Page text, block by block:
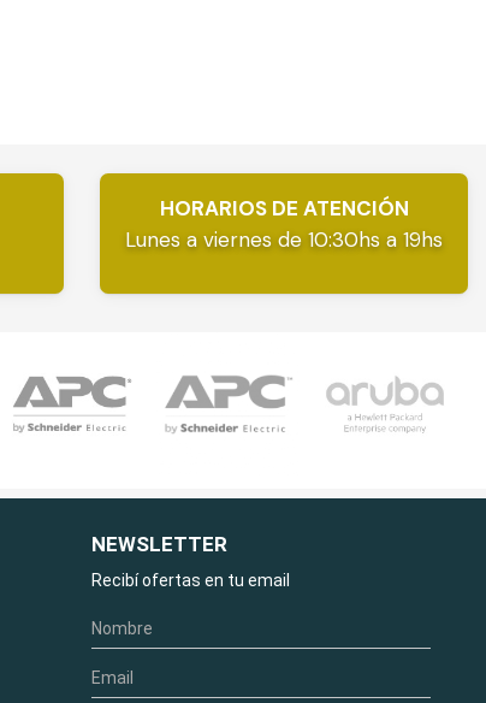
HORARIOS DE ATENCIÓN
Lunes a viernes de 10:30hs a 19hs
NEWSLETTER
Recibí ofertas en tu email